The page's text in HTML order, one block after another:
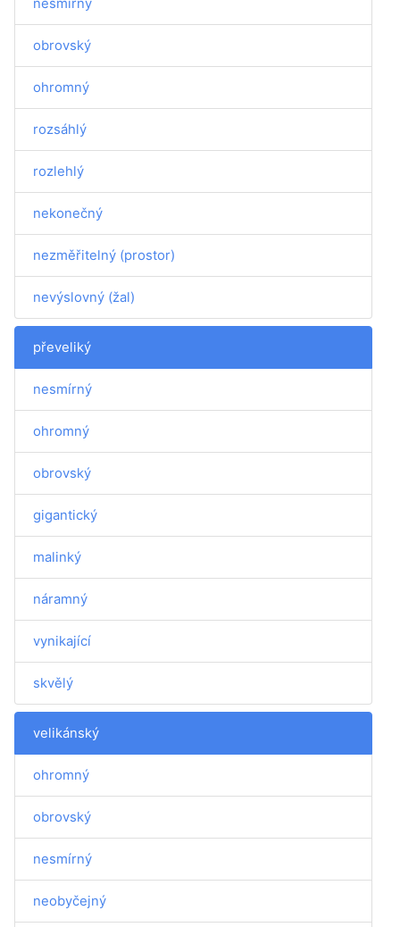
nesmírný
obrovský
ohromný
rozsáhlý
rozlehlý
nekonečný
nezměřitelný (prostor)
nevýslovný (žal)
převeliký
nesmírný
ohromný
obrovský
gigantický
malinký
náramný
vynikající
skvělý
velikánský
ohromný
obrovský
nesmírný
neobyčejný